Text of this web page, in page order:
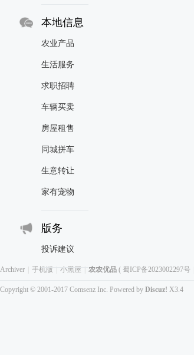
本地信息
农业产品
生活服务
求职招聘
车辆买卖
房屋租售
同城拼车
生意转让
家有宠物
版务
投诉建议
Archiver 手机版 小黑屋 农农优品 ( 蜀ICP备2023002297号
Copyright © 2001-2017 Comsenz Inc. Powered by Discuz! X3.4